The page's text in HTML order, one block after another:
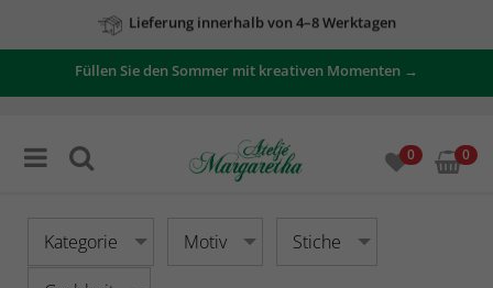
Zu unseren Angeboten
Füllen Sie den Sommer mit kreativen Momenten →
0 0
Kategorie Motiv Stiche